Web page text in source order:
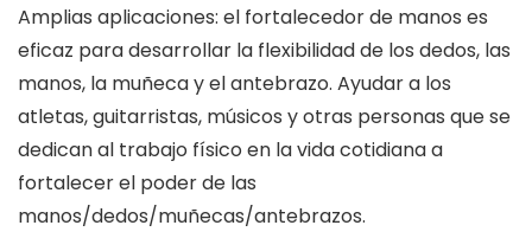
Amplias aplicaciones: el fortalecedor de manos es
eficaz para desarrollar la flexibilidad de los dedos, las
manos, la muñeca y el antebrazo. Ayudar a los
atletas, guitarristas, músicos y otras personas que se
dedican al trabajo físico en la vida cotidiana a
fortalecer el poder de las
manos/dedos/muñecas/antebrazos.